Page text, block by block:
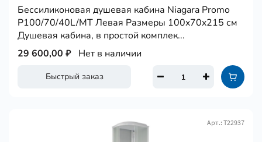
Бессиликоновая душевая кабина Niagara Promo
P100/70/40L/MT Левая Размеры 100x70x215 см
Душевая кабина, в простой комплек...
Быстрый заказ
29 600,00 ₽ Нет в наличии
Арт.: Т22937